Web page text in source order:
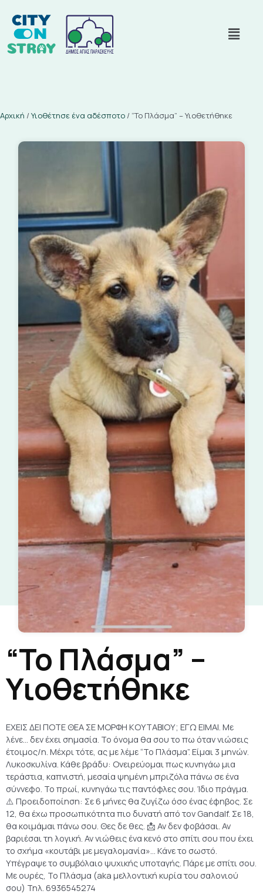
Αρχική / Υιοθέτησε ένα αδέσποτο / “Το Πλάσμα” – Υιοθετήθηκε
“Το Πλάσμα” –
Υιοθετήθηκε
ΕΧΕΙΣ ΔΕΙ ΠΟΤΕ ΘΕΑ ΣΕ ΜΟΡΦΗ ΚΟΥΤΑΒΙΟΥ; ΕΓΩ ΕΙΜΑΙ. Με
λένε… δεν έχει σημασία. Το όνομα θα σου το πω όταν νιώσεις
έτοιμος/η. Μέχρι τότε, ας με λέμε “Το Πλάσμα”. Είμαι 3 μηνών.
Λυκοσκυλίνα. Κάθε βράδυ: Ονειρεύομαι πως κυνηγάω μια
τεράστια, καπνιστή, μεσαία ψημένη μπριζόλα πάνω σε ένα
σύννεφο. Το πρωί, κυνηγάω τις παντόφλες σου. Ίδιο πράγμα.
⚠️ Προειδοποίηση: Σε 6 μήνες θα ζυγίζω όσο ένας έφηβος. Σε
12, θα έχω προσωπικότητα πιο δυνατή από τον Gandalf. Σε 18,
θα κοιμάμαι πάνω σου. Θες δε θες. 📩 Αν δεν φοβάσαι. Αν
βαριέσαι τη λογική. Αν νιώθεις ένα κενό στο σπίτι σου που έχει
το σχήμα «κουτάβι με μεγαλομανία»… Κάνε το σωστό.
Υπέγραψε το συμβόλαιο ψυχικής υποταγής. Πάρε με σπίτι σου.
Με ουρές, Το Πλάσμα (aka μελλοντική κυρία του σαλονιού
σου) Τηλ. 6936545274